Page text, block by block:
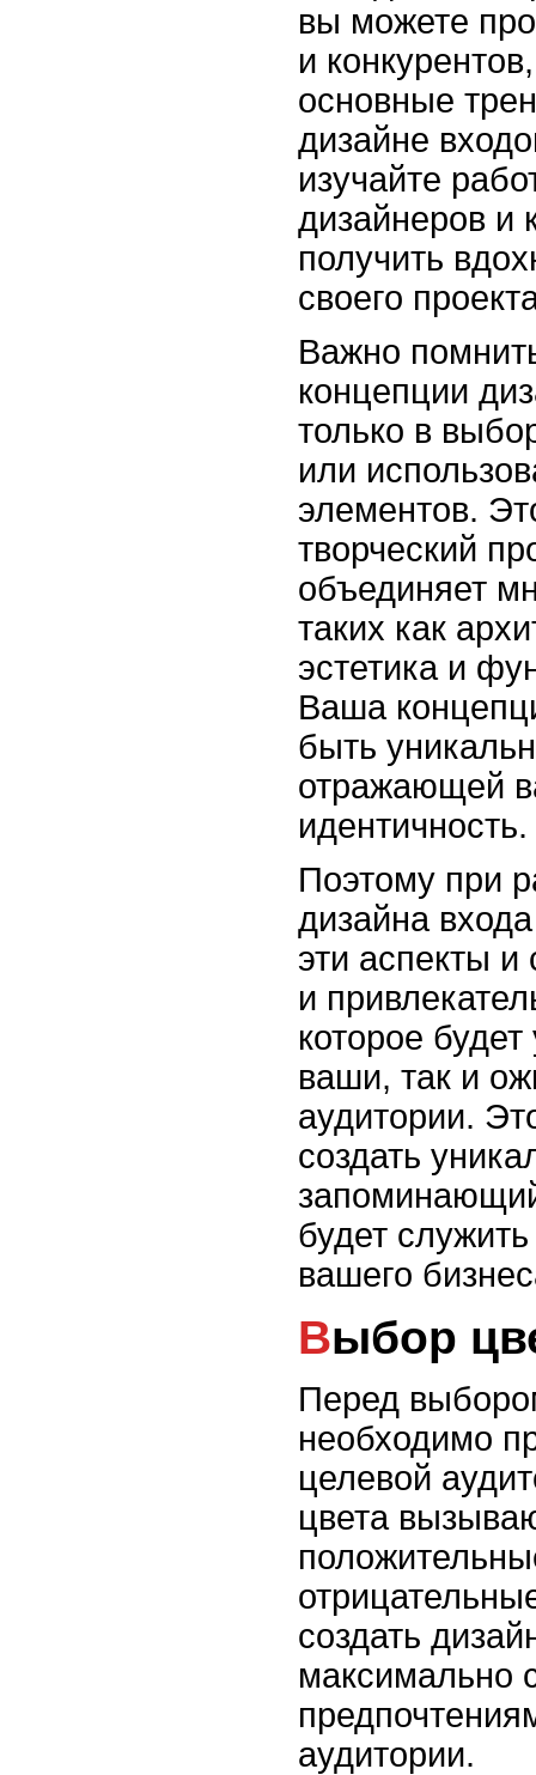
вы можете
и
основные
дизайне
изучайте
дизайнеров и
получить
своего
Важно
концепции
только в
или
элементов.
творческий
объединяет
таких как
эстетика и
Ваша
быть
отражающей
идентичность.
Поэтому при
дизайна
эти аспекты и
и
которое
ваши, так и
аудитории.
создать
будет
вашего
Выбор
Перед
необходимо
целевой
цвета
создать
максимально
аудитории.